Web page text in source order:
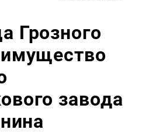
Грозного
завода